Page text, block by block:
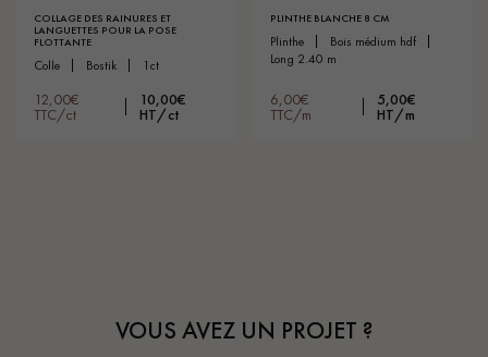
COLLAGE DES RAINURES ET
LANGUETTES POUR LA POSE
FLOTTANTE
colle bostik 1ct
12,00€
TTC/ct
10,00€
HT/ct
PLINTHE BLANCHE 8 CM
plinthe
bois médium hdf
long 2.40 m
6,00€
TTC/m
5,00€
HT/m
VOUS AVEZ UN PROJET ?